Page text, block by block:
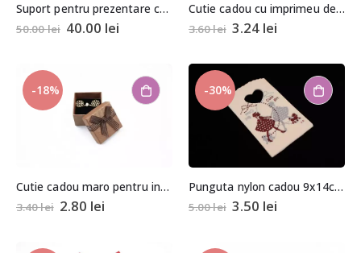
Suport pentru prezentare cercei cu surub tip rama 23x20x8cm
50.00lei 40.00 lei
Cutie cadou cu imprimeu decolorat pentru set (cercei, colier si inel) 2,5x5x8cm
3.60lei 3.24 lei
-18%
Cutie cadou maro pentru inel/cercei 3,5×4,5×4,5cm
3.40lei 2.80 lei
-30%
Punguta nylon cadou 9x14cm (aprox. 50 buc. +/- 2 buc.)
5.00lei 3.50 lei